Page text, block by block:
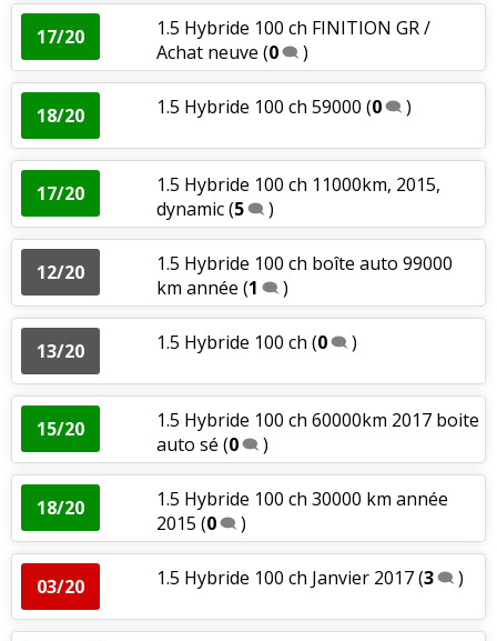
17/20
1.5 Hybride 100 ch FINITION GR /
Achat neuve (0 )
18/20 1.5 Hybride 100 ch 59000 (0 )
17/20
1.5 Hybride 100 ch 11000km, 2015,
dynamic(5 )
12/20
1.5 Hybride 100 ch boîte auto 99000
km année (1 )
13/20 1.5 Hybride 100 ch (0 )
15/20
1.5 Hybride 100 ch 60000km 2017 boite
auto sé (0 )
18/20
1.5 Hybride 100 ch 30000 km année
2015 (0 )
03/20 1.5 Hybride 100 ch Janvier 2017(3 )